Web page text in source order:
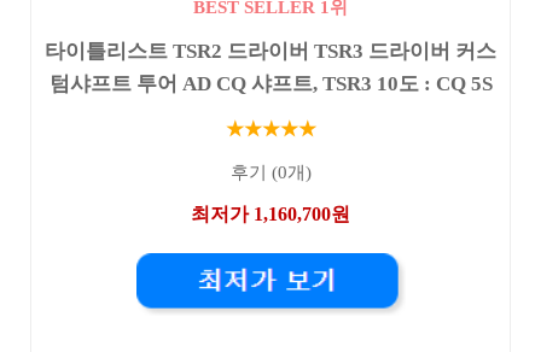
BEST SELLER 1위
타이틀리스트 TSR2 드라이버 TSR3 드라이버 커스
텀샤프트 투어 AD CQ 샤프트, TSR3 10도 : CQ 5S
★★★★★
후기 (0개)
최저가 1,160,700원